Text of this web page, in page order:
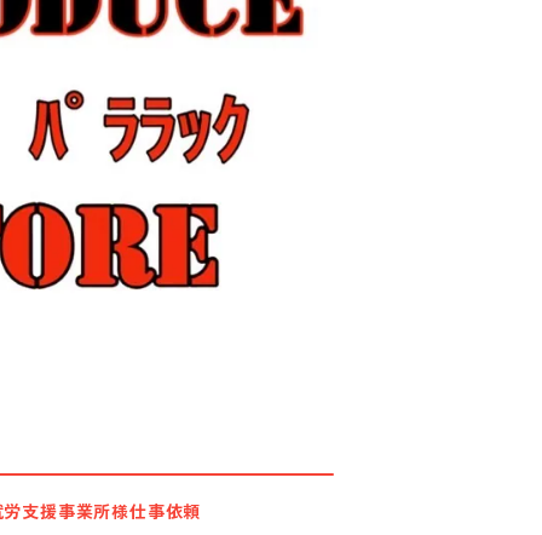
労支援事業所様仕事依頼